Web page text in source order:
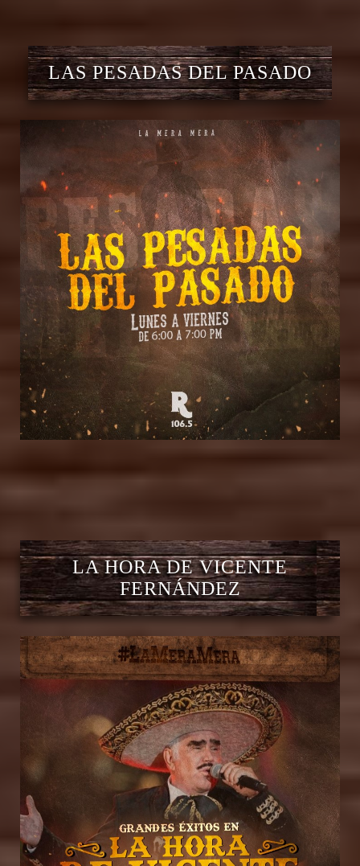
LAS PESADAS DEL PASADO
LA HORA DE VICENTE
FERNÁNDEZ